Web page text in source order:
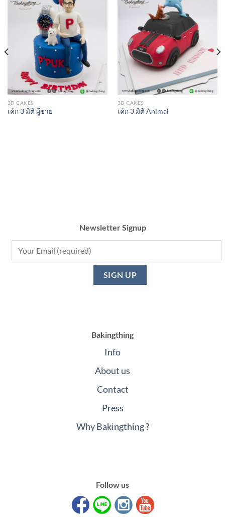
3D CAKES
เค้ก 3 มิติ ผู้ชาย
3D CAKES
เค้ก 3 มิติ Animal
Newsletter Signup
Bakingthing
Info
About us
Contact
Press
Why Bakingthing ?
Follow us